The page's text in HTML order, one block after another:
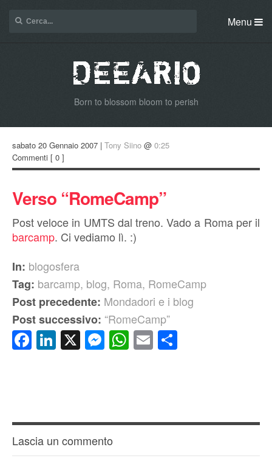
Menu
Born to blossom bloom to perish
sabato 20 Gennaio 2007 | Tony Siino @ 0:25
Commenti [ 0 ]
Verso “RomeCamp”
Post veloce in UMTS dal treno. Vado a Roma per il
barcamp. Ci vediamo lì. :)
In: blogosfera
Tag: barcamp, blog, Roma, RomeCamp
Post precedente: Mondadori e i blog
Post successivo: “RomeCamp”
Facebook
LinkedIn
X Messenger
WhatsApp
Email
Lascia un commento